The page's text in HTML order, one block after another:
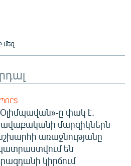
կայքերը
մեզ
ը փակ է.
մարզիկներն
առաջնությանը
են
կիրճում